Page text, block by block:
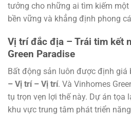
tưởng cho những ai tìm kiếm
bền vững và khẳng định phong
Vị trí đắc địa – Trái tim kết
Green Paradise
Bất động sản luôn được định giá
– Vị trí – Vị trí. Và Vinhomes
tụ trọn vẹn lợi thế này. Dự án tọa
khu vực trung tâm phát triển